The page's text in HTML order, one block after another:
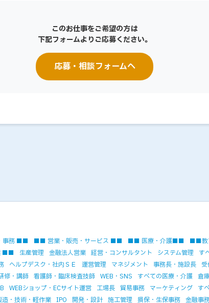
このお仕事をご希望の方は
下記フォームよりご応募ください。
応募・相談フォームへ
事務 ■■ ■■ 営業・販売・サービス ■■ ■■ 医療・介護■■
■■教
■■ 生産管理 金融法人営業 経営・コンサルタント システム管理 す
ヘルプデスク・社内ＳＥ 運営管理 マネジメント 事務長・施設長
修・講師 看護師・臨床検査技師 WEB・SNS すべての医療・介護 倉
WEBショップ・ECサイト運営 工場長 貿易事務 マーケティング す
造・技術・軽作業 IPO 開発・設計 施工管理 損保・生保事務 金融事